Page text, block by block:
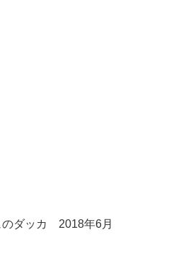
ダッカ 2018年6月